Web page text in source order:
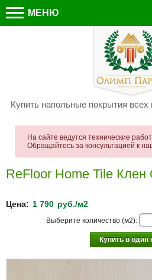
МЕНЮ
Купить напольные покрытия
На сайте ведутся технические
Обращайтесь за консультацией к
ReFloor Home Tile Клен
Цена: 1 790 руб./м2
Выберите количество (м2):
Купить в один